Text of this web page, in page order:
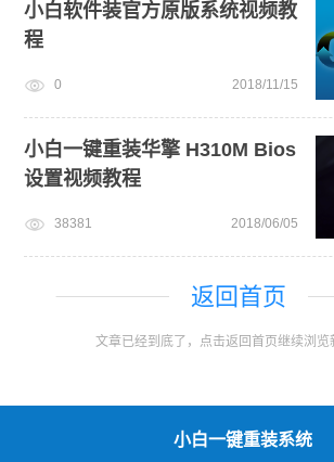
小白软件装官方原版系统视频教
程
0 2018/11/15
小白一键重装华擎 H310M Bios
设置视频教程
38381 2018/06/05
返回首页
文章已经到底了，点击返回首页继续浏览
小白一键重装系统